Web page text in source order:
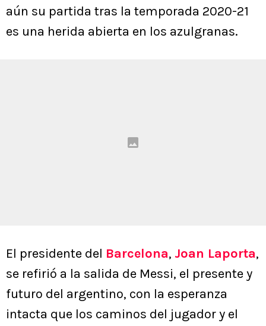
aún su partida tras la temporada 2020-21
es una herida abierta en los azulgranas.
El presidente del Barcelona, Joan Laporta,
se refirió a la salida de Messi, el presente y
futuro del argentino, con la esperanza
intacta que los caminos del jugador y el